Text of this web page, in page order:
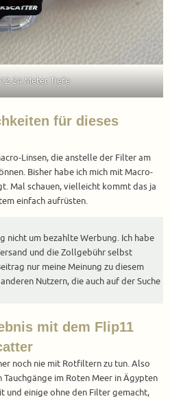
24 Meter Tiefe
für dieses
Linsen, die anstelle der Filter am
Bisher habe ich mich mit Macro-
Mal schauen, vielleicht kommt das ja
einfach aufrüsten.
nicht um bezahlte Werbung. Ich habe
und die Zollgebühr selbst
nur meine Meinung zu diesem
Nutzern, die auch auf der Suche
mit dem Flip11
noch nie mit Rotfiltern zu tun. Also
im Roten Meer in Ägypten
und einige ohne den Filter gemacht,